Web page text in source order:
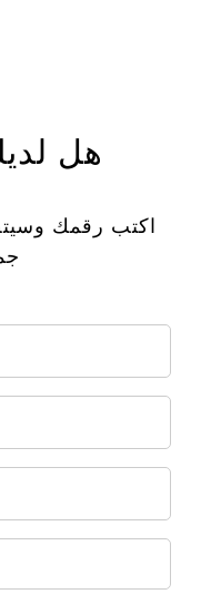
هل
اكتب رقمك